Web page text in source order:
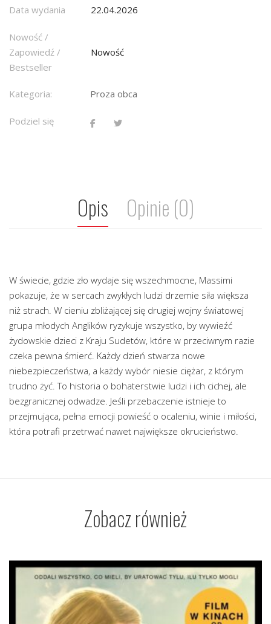
Data wydania 22.04.2026
Nowość /
Zapowiedź /
Bestseller
Nowość
Kategoria: Proza obca
Podziel się
Opis Opinie (0)
W świecie, gdzie zło wydaje się wszechmocne, Massimi
pokazuje, że w sercach zwykłych ludzi drzemie siła większa
niż strach. W cieniu zbliżającej się drugiej wojny światowej
grupa młodych Anglików ryzykuje wszystko, by wywieźć
żydowskie dzieci z Kraju Sudetów, które w przeciwnym razie
czeka pewna śmierć. Każdy dzień stwarza nowe
niebezpieczeństwa, a każdy wybór niesie ciężar, z którym
trudno żyć. To historia o bohaterstwie ludzi i ich cichej, ale
bezgranicznej odwadze. Jeśli przebaczenie istnieje to
przejmująca, pełna emocji powieść o ocaleniu, winie i miłości,
która potrafi przetrwać nawet największe okrucieństwo.
Zobacz również